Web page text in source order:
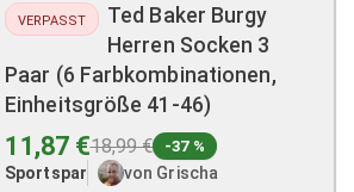
VERPASST
Ted Baker Burgy
Herren Socken 3
Paar (6 Farbkombinationen,
Einheitsgröße 41-46)
11,87 €18,99 € -37 %
Sportspar von Grischa